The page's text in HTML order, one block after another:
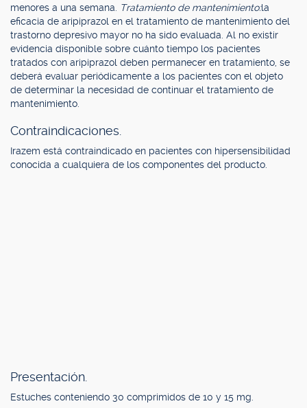
menores a una semana.
Tratamiento de mantenimiento:la
eficacia de aripiprazol en el tratamiento de mantenimiento del
trastorno depresivo mayor no ha sido evaluada. Al no existir
evidencia disponible sobre cuánto tiempo los pacientes
tratados con aripiprazol deben permanecer en tratamiento, se
deberá evaluar periódicamente a los pacientes con el objeto
de determinar la necesidad de continuar el tratamiento de
mantenimiento.
Contraindicaciones.
Irazem está contraindicado en pacientes con hipersensibilidad
conocida a cualquiera de los componentes del producto.
Presentación.
Estuches conteniendo 30 comprimidos de 10 y 15 mg.